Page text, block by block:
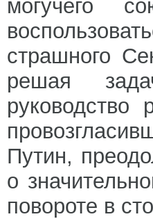
могучего
страшного
решая
руководство
Путин,
о
повороте в